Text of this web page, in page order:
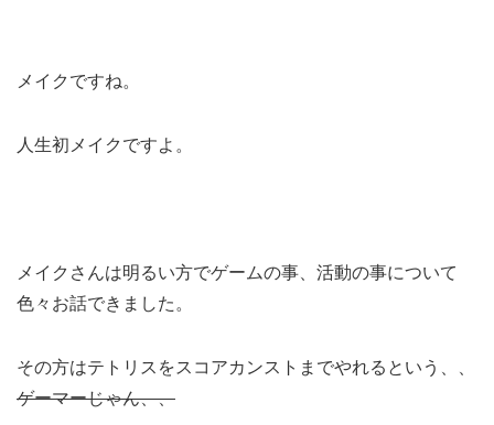
メイクですね。
人生初メイクですよ。
メイクさんは明るい方でゲームの事、活動の事について
色々お話できました。
その方はテトリスをスコアカンストまでやれるという、、
ゲーマーじゃん、、